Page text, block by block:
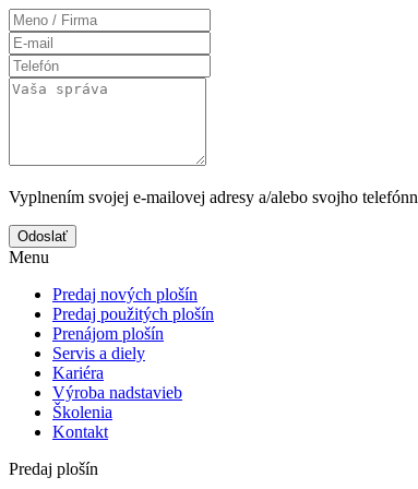
Vyplnením svojej e-mailovej adresy a/alebo svojho
Odoslať
Menu
Predaj nových plošín
Predaj použitých plošín
Prenájom plošín
Servis a diely
Kariéra
Výroba nadstavieb
Školenia
Kontakt
Predaj plošín